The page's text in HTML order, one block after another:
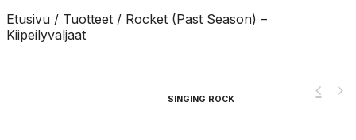
Etusivu / Tuotteet / Rocket (Past Season) –
Kiipeilyvaljaat
SINGING ROCK